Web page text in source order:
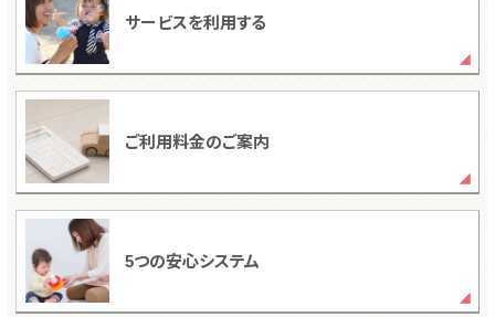
サービスを利用する
ご利用料金のご案内
5つの安心システム